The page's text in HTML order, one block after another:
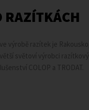
RAZÍTKÁCH
výrobě razítek je
světoví výrobci
COLOP a TRODAT.